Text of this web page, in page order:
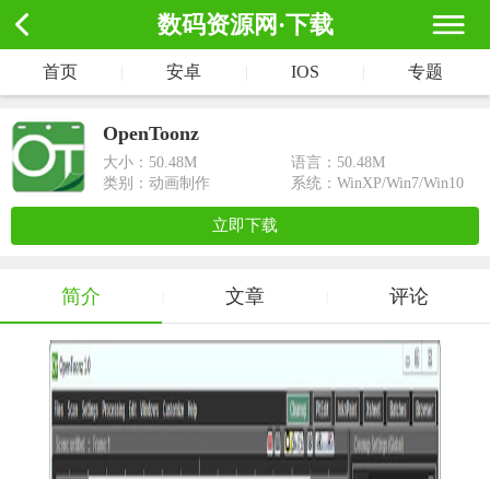
数码资源网·下载
首页 安卓 IOS 专题
OpenToonz
大小： 50.48M
语言：50.48M
类别：动画制作
系统：WinXP/Win7/Win10
立即下载
简介 文章 评论